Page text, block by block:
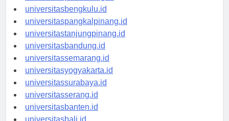
universitaspalembang.id
universitasbengkulu.id
universitaspangkalpinang.id
universitastanjungpinang.id
universitasbandung.id
universitassemarang.id
universitasyogyakarta.id
universitassurabaya.id
universitasserang.id
universitasbanten.id